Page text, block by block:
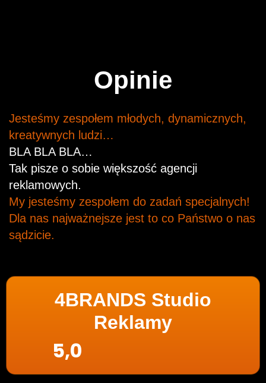
Opinie
Jesteśmy zespołem młodych, dynamicznych,
kreatywnych ludzi…
BLA BLA BLA…
Tak pisze o sobie większość agencji
reklamowych.
My jesteśmy zespołem do zadań specjalnych!
Dla nas najważnejsze jest to co Państwo o nas
sądzicie.
4BRANDS Studio
Reklamy
5,0